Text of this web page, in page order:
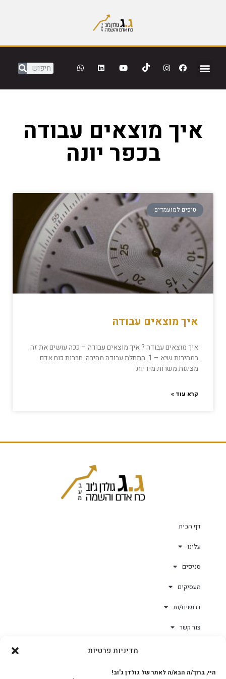
מדיניות פרטיות
היי, ברוך/ה הבא/ה לאתר של גולדן ג'וב!
איך מוצאים עבודה
בכפר יונה
טיפים למועמדים
איך מוצאים עבודה
איך מוצאים עבודה ? איך מוצאים עבודה – ככה עושים את זה
במהירות שיא – 1. התחלת עבודה מהירה: חברות כוח אדם
מציגות משרות מידיות
קרא עוד »
דף הבית
עלינו
סניפים
מעסיקים
דרושים/ות
צור קשר